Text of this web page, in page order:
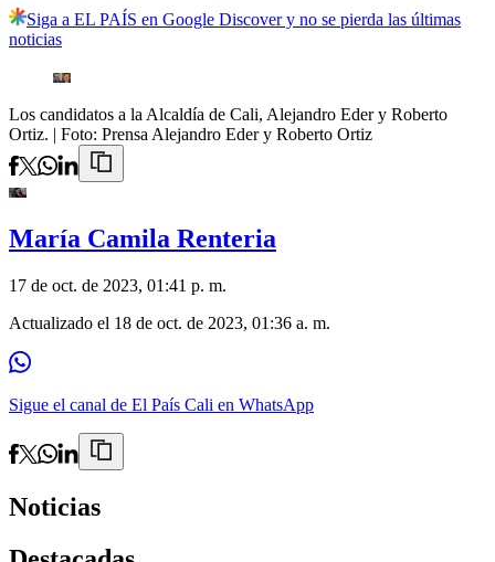
Siga a EL PAÍS en Google Discover y no se pierda las últimas
noticias
Los candidatos a la Alcaldía de Cali, Alejandro Eder y Roberto
Ortiz. | Foto: Prensa Alejandro Eder y Roberto Ortiz
María Camila Renteria
17 de oct. de 2023, 01:41 p. m.
Actualizado el 18 de oct. de 2023, 01:36 a. m.
Sigue el canal de El País Cali en WhatsApp
Noticias